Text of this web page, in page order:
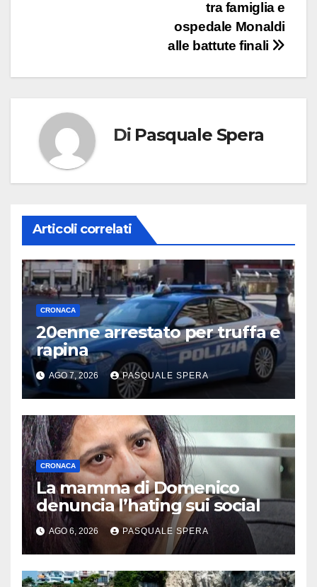
tra famiglia e
ospedale Monaldi
alle battute finali
Di Pasquale Spera
Articoli correlati
CRONACA
20enne arrestato per truffa e
rapina
AGO 7, 2026 PASQUALE SPERA
CRONACA
La mamma di Domenico
denuncia l’hating sui social
AGO 6, 2026 PASQUALE SPERA